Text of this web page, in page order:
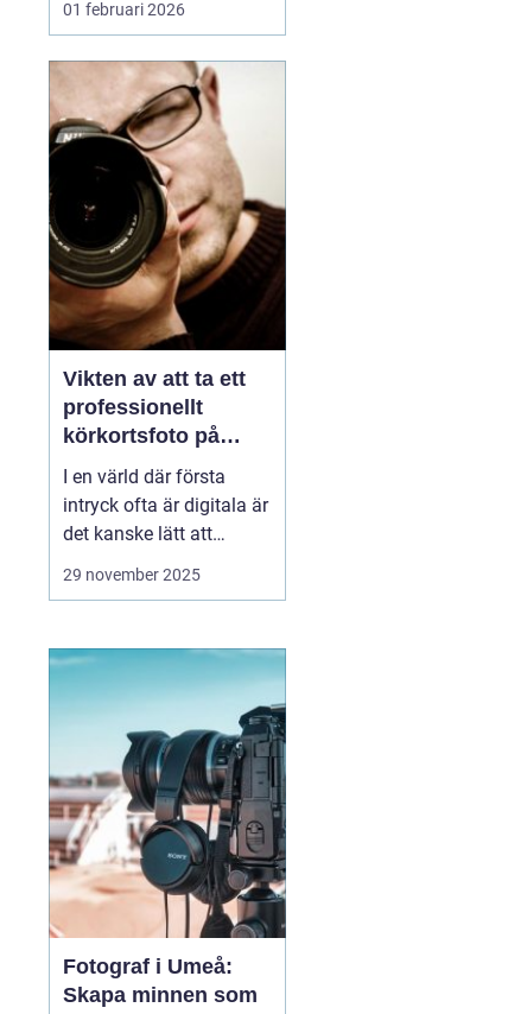
galleriutställning eller
bland hundratals namn i
en webbutik. När blicken
väl fastnar st...
01 februari 2026
Vikten av att ta ett
professionellt
körkortsfoto på
Östermalm
I en värld där första
intryck ofta är digitala är
det kanske lätt att
glömma bort vikten av
en viktig del av vår
identitet. Ett k&o...
29 november 2025
Fotograf i Umeå:
Skapa minnen som